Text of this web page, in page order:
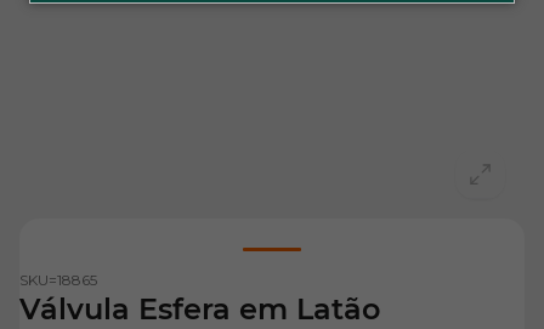
SKU=18865
Válvula Esfera em Latão